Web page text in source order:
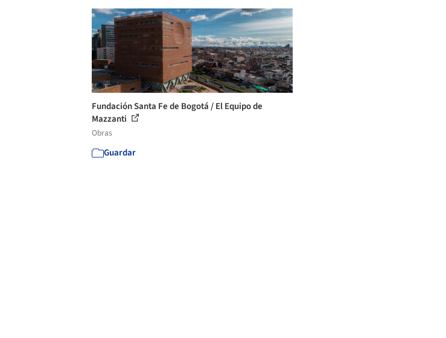
Fundación Santa Fe de Bogotá / El Equipo de
Mazzanti
Obras
Guardar